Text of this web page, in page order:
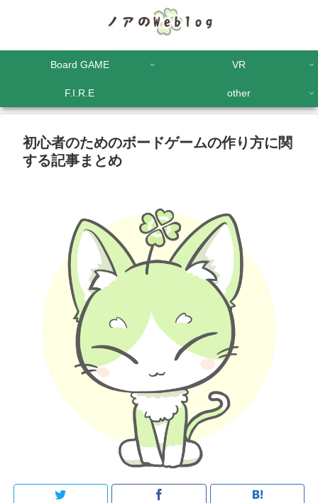
Board GAME VR
F.I.R.E other
初心者のためのボードゲームの作り方に関
する記事まとめ